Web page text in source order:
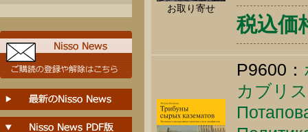
お取り寄せ
税込価
P9600：
カブリ